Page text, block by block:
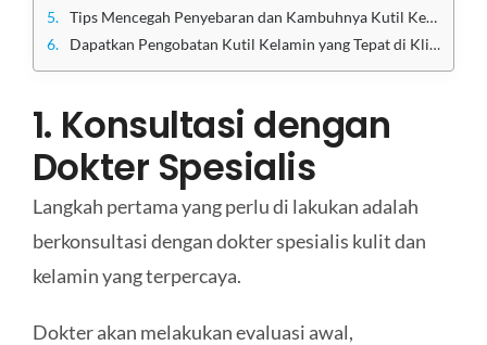
Tips Mencegah Penyebaran dan Kambuhnya Kutil Kelamin
Dapatkan Pengobatan Kutil Kelamin yang Tepat di Klinik Utama Sentosa
1. Konsultasi dengan
Dokter Spesialis
Langkah pertama yang perlu di lakukan adalah
berkonsultasi dengan dokter spesialis kulit dan
kelamin yang terpercaya.
Dokter akan melakukan evaluasi awal,